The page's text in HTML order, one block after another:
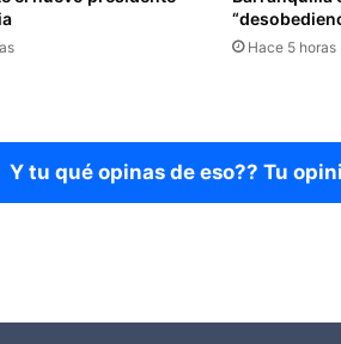
Hace 5 horas
Y tu qué opinas de eso?? Tu